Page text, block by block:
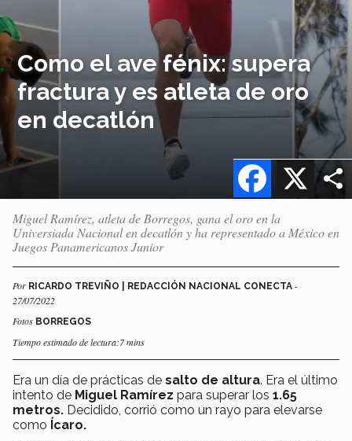
Como el ave fénix: supera
fractura y es atleta de oro
en decatlón
X
Facebook
Miguel Ramírez, atleta de Borregos, gana el oro en la
Universiada Nacional en decatlón y ha representado a México en
Juegos Panamericanos Junior
Por RICARDO TREVIÑO | REDACCIÓN NACIONAL CONECTA -
27/07/2022
Fotos BORREGOS
Tiempo estimado de lectura:7 mins
Era un día de prácticas de salto de altura. Era el último
intento de Miguel Ramírez para superar los 1.65
metros. Decidido, corrió como un rayo para elevarse
como Ícaro.